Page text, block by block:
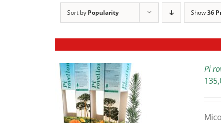
Sort by Popularity Show36
Pi